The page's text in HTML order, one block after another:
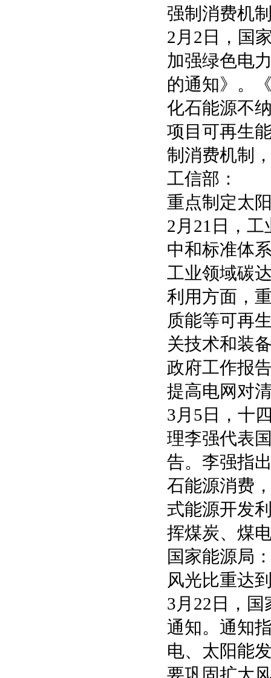
强制消费机
2月2日，国
加强绿色电
的通知》。
化石能源不
项目可再生
制消费机制
工信部：
重点制定太
2月21日，
中和标准体
工业领域碳
利用方面，
质能等可再
关技术和装
政府工作报
提高电网对
3月5日，十
理李强代表
告。李强指
石能源消费
式能源开发
挥煤炭、煤
国家能源局
风光比重达
3月22日，
通知。通知
电、太阳能